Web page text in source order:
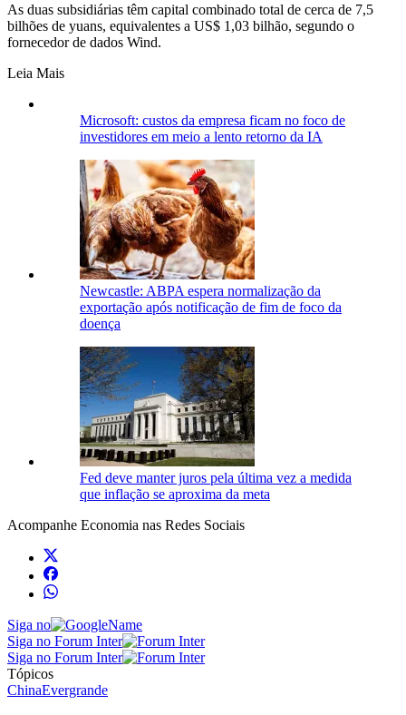
As duas subsidiárias têm capital combinado total de cerca de 7,5
bilhões de yuans, equivalentes a US$ 1,03 bilhão, segundo o
fornecedor de dados Wind.
Leia Mais
Microsoft: custos da empresa ficam no foco de
investidores em meio a lento retorno da IA
Newcastle: ABPA espera normalização da
exportação após notificação de fim de foco da
doença
Fed deve manter juros pela última vez a medida
que inflação se aproxima da meta
Acompanhe Economia nas Redes Sociais
Siga no
Siga no Forum Inter
Siga no Forum Inter
Tópicos
ChinaEvergrande